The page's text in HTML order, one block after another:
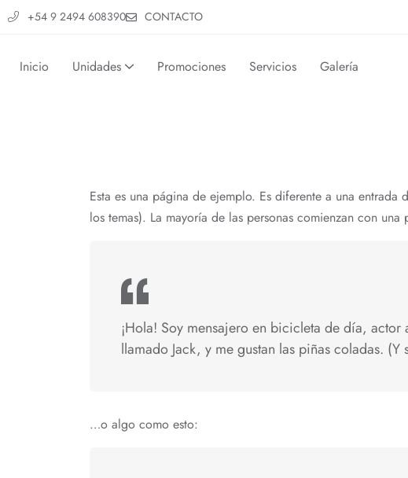
+54 9 2494 608390 CONTACTO
Inicio Unidades Promociones Servicios Galería
Esta es una página de ejemplo. Es diferente a una
los temas). La mayoría de las personas comienzan con
¡Hola! Soy mensajero en bicicleta de día,
llamado Jack, y me gustan las piñas coladas.
…o algo como esto: